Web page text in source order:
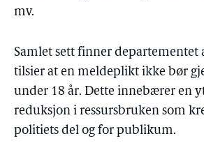
mv.
Samlet sett finner departementet
tilsier at en meldeplikt ikke bør
under 18 år. Dette innebærer en
reduksjon i ressursbruken som
politiets del og for publikum.